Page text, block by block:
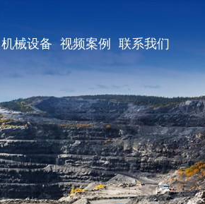
机械设备 视频案例 联系我们